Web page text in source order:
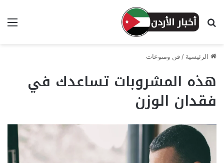
بحث عن
الرئيسية / فن ومنوعات
هذه المشروبات تساعدك في
فقدان الوزن